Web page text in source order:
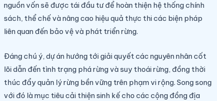
nguồn vốn sẽ được tái đầu tư để hoàn thiện hệ thống chính
sách, thể chế và nâng cao hiệu quả thực thi các biện pháp
liên quan đến bảo vệ và phát triển rừng.
Đáng chú ý, dự án hướng tới giải quyết các nguyên nhân cốt
lõi dẫn đến tình trạng phá rừng và suy thoái rừng, đồng thời
thúc đẩy quản lý rừng bền vững trên phạm vi rộng. Song song
với đó là mục tiêu cải thiện sinh kế cho các cộng đồng địa